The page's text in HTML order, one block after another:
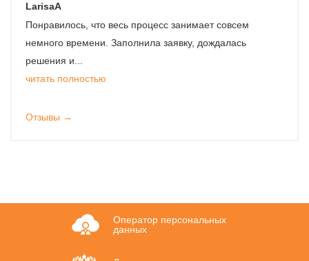
LarisaA
Понравилось, что весь процесс занимает совсем
немного времени. Заполнила заявку, дождалась
решения и...
читать полностью
Отзывы →
Оператор персональных
данных